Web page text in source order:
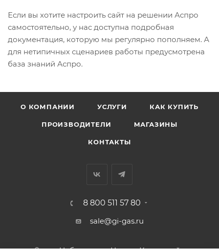
Если вы хотите настроить сайт на решении Аспро
самостоятельно, у нас доступна подробная
документация, которую мы регулярно пополняем. А
для нетипичных сценариев работы предусмотрена
база знаний Аспро.
О КОМПАНИИ УСЛУГИ КАК КУПИТЬ
ПРОИЗВОДИТЕЛИ МАГАЗИНЫ
КОНТАКТЫ
8 800 511 57 80
sale@gi-gas.ru